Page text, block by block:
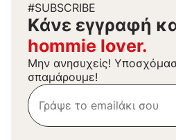
#SUBSCRIBE
Kάνε εγγραφή
hommie lover.
Μην ανησυχείς!
σπαμάρουμε!